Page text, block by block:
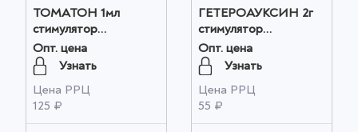
ТОМАТОН 1мл
стимулятор
плодообразования
оптом
Опт. цена
Узнать
Цена РРЦ
125 ₽
ГЕТЕРОАУКСИН 2г
стимулятор
корнеобразования
оптом
Опт. цена
Узнать
Цена РРЦ
55 ₽